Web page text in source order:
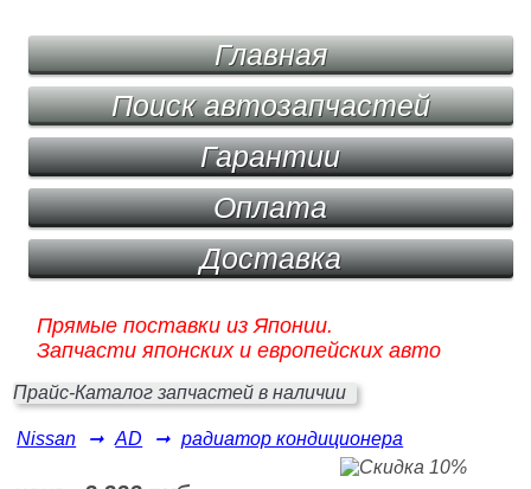
Главная
Поиск автозапчастей
Гарантии
Оплата
Доставка
Прямые поставки из Японии.
Запчасти японских и европейских авто
Прайс-Каталог запчастей в наличии
Nissan ➞ AD ➞ радиатор кондиционера